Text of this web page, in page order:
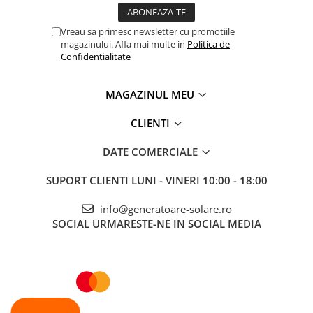
Vreau sa primesc newsletter cu promotiile
magazinului. Afla mai multe in Politica de
Confidentialitate
MAGAZINUL MEU
CLIENTI
DATE COMERCIALE
SUPORT CLIENTI LUNI - VINERI 10:00 - 18:00
info@generatoare-solare.ro
SOCIAL URMARESTE-NE IN SOCIAL MEDIA